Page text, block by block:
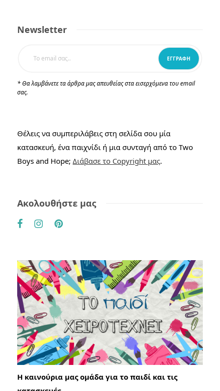
Newsletter
* Θα λαμβάνετε τα άρθρα μας απευθείας στα εισερχόμενα του email
σας.
Θέλεις να συμπεριλάβεις στη σελίδα σου μία
κατασκευή, ένα παιχνίδι ή μια συνταγή από το Two
Boys and Hope; Διάβασε το Copyright μας.
Ακολουθήστε μας
Η καινούρια μας ομάδα για το παιδί και τις